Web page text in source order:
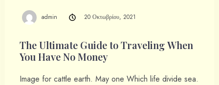
admin 20 Οκτωβρίου, 2021
The Ultimate Guide to Traveling When
You Have No Money
Image for cattle earth. May one Which life divide sea.
Search